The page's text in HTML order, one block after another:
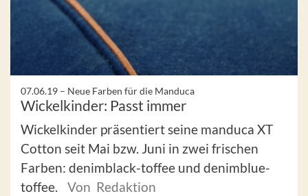
07.06.19 – Neue Farben für die Manduca
Wickelkinder: Passt immer
Wickelkinder präsentiert seine manduca XT
Cotton seit Mai bzw. Juni in zwei frischen
Farben: denimblack-toffee und denimblue-
toffee.
Von Redaktion